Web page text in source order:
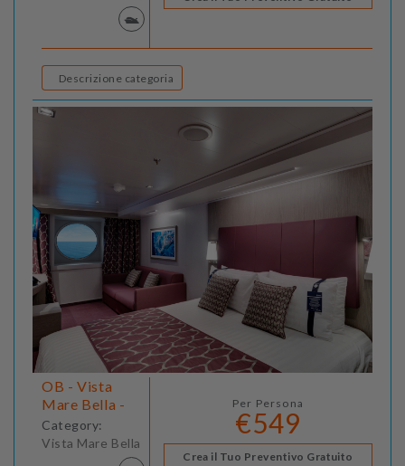
Descrizione categoria
OB - Vista
Mare Bella -
Category:
Vista Mare Bella
Per Persona
€549
Crea il Tuo Preventivo Gratuito